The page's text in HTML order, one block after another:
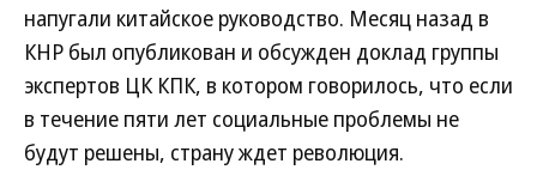
напугали китайское руководство. Месяц назад в
КНР был опубликован и обсужден доклад группы
экспертов ЦК КПК, в котором говорилось, что если
в течение пяти лет социальные проблемы не
будут решены, страну ждет революция.